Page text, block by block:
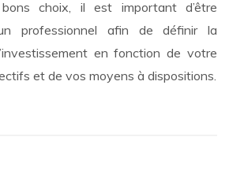
choix, il est important d’être
professionnel afin de définir la
en fonction de votre
et de vos moyens à dispositions.